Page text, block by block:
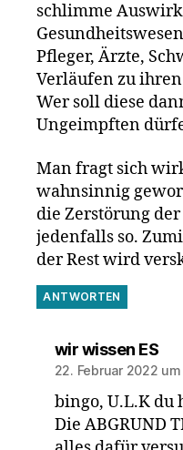
schlimme
Pfleger, Ärzte,
Verläufen zu
Wer soll diese
Ungeimpften
Man fragt sich
wahnsinnig
die Zerstörung
jedenfalls so.
der Rest wird
ANTWORTEN
wir wissen ES
22. Februar 2022
bingo, U.L.K du
Die ABGRUND